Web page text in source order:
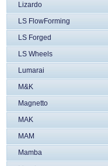
Lizardo
LS FlowForming
LS Forged
LS Wheels
Lumarai
M&K
Magnetto
MAK
MAM
Mamba